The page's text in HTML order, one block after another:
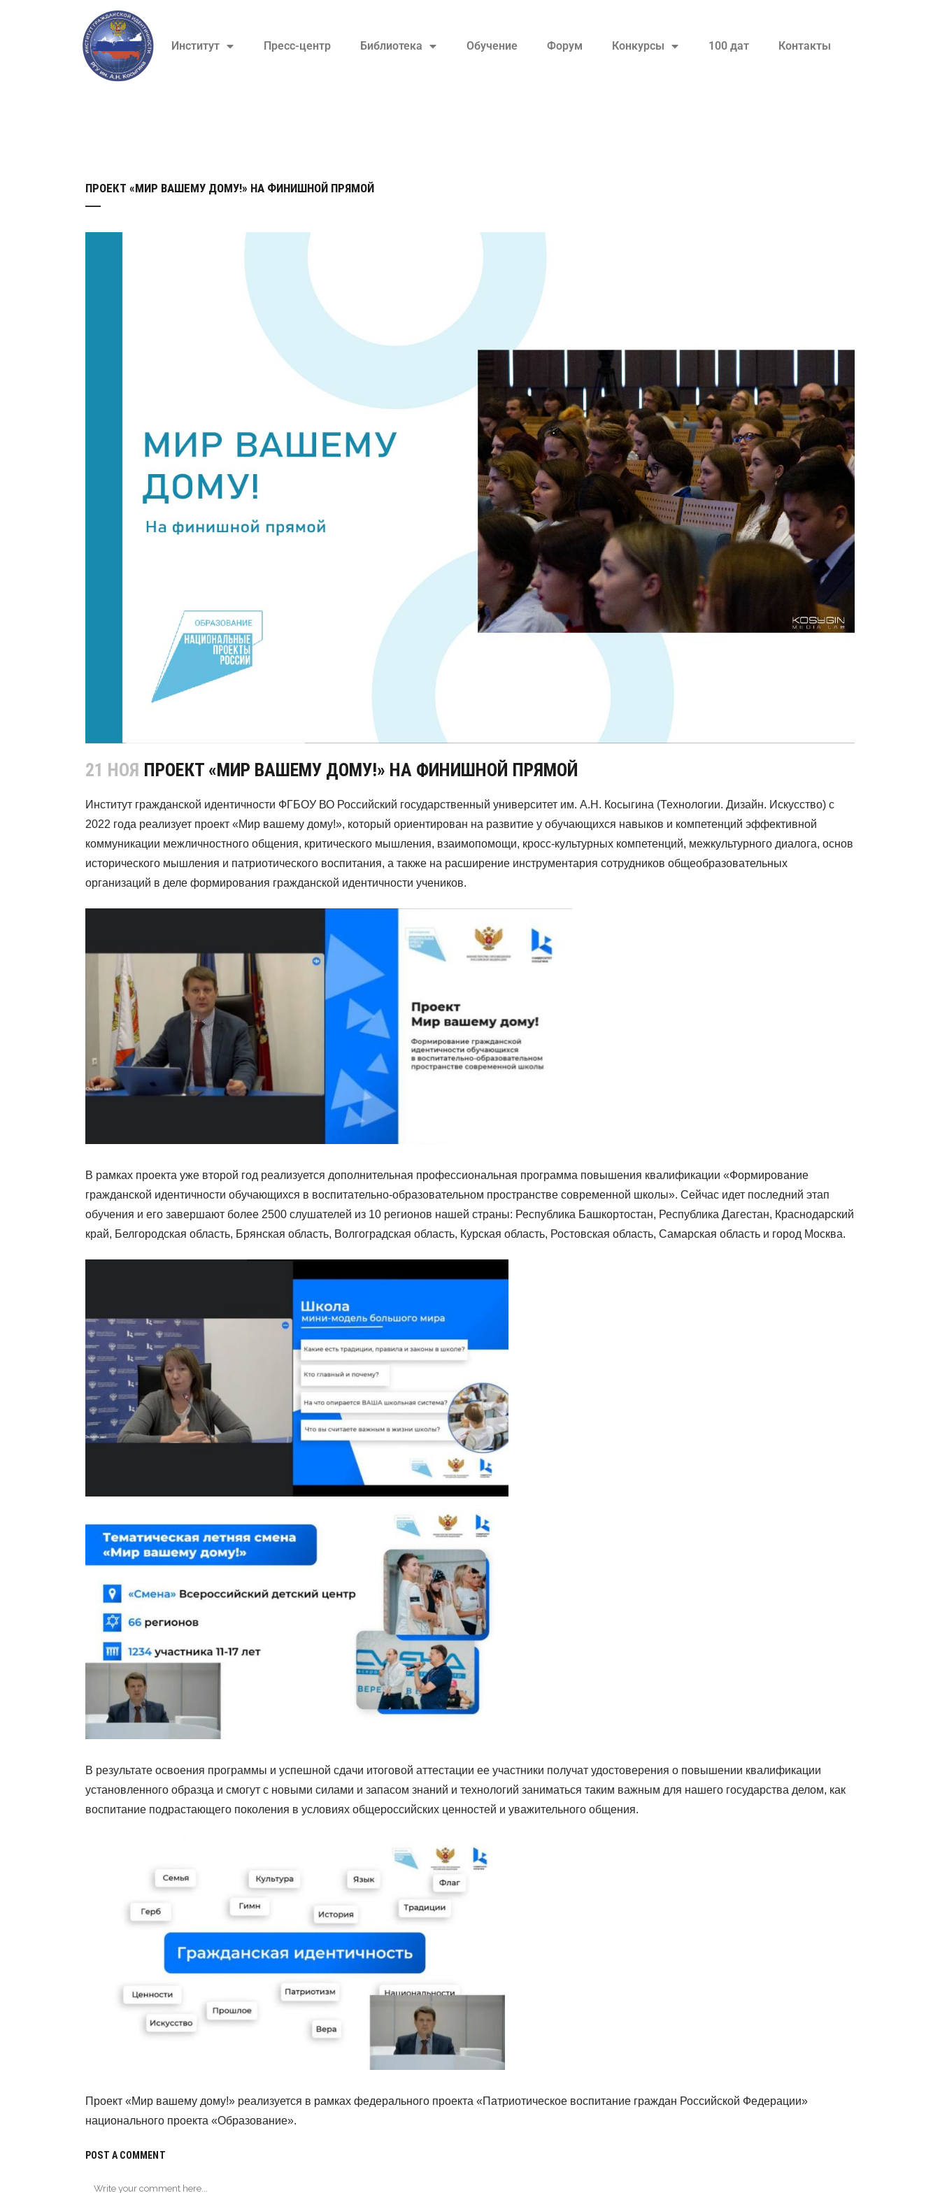
Институт Пресс-центр Библиотека Обучение Форум Конкурсы 100 дат Контакты
ПРОЕКТ «МИР ВАШЕМУ ДОМУ!» НА ФИНИШНОЙ ПРЯМОЙ
21 НОЯ ПРОЕКТ «МИР ВАШЕМУ ДОМУ!» НА ФИНИШНОЙ ПРЯМОЙ
Институт гражданской идентичности ФГБОУ ВО Российский государственный университет им. А.Н. Косыгина (Технологии. Дизайн. Искусство) с
2022 года реализует проект «Мир вашему дому!», который ориентирован на развитие у обучающихся навыков и компетенций эффективной
коммуникации межличностного общения, критического мышления, взаимопомощи, кросс-культурных компетенций, межкультурного диалога, основ
исторического мышления и патриотического воспитания, а также на расширение инструментария сотрудников общеобразовательных
организаций в деле формирования гражданской идентичности учеников.
В рамках проекта уже второй год реализуется дополнительная профессиональная программа повышения квалификации «Формирование
гражданской идентичности обучающихся в воспитательно-образовательном пространстве современной школы». Сейчас идет последний этап
обучения и его завершают более 2500 слушателей из 10 регионов нашей страны: Республика Башкортостан, Республика Дагестан, Краснодарский
край, Белгородская область, Брянская область, Волгоградская область, Курская область, Ростовская область, Самарская область и город Москва.
В результате освоения программы и успешной сдачи итоговой аттестации ее участники получат удостоверения о повышении квалификации
установленного образца и смогут с новыми силами и запасом знаний и технологий заниматься таким важным для нашего государства делом, как
воспитание подрастающего поколения в условиях общероссийских ценностей и уважительного общения.
Проект «Мир вашему дому!» реализуется в рамках федерального проекта «Патриотическое воспитание граждан Российской Федерации»
национального проекта «Образование».
POST A COMMENT